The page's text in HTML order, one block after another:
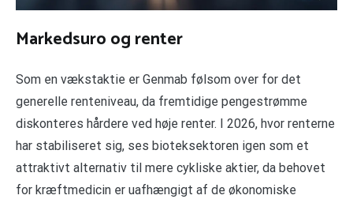
Markedsuro og renter
Som en vækstaktie er Genmab følsom over for det
generelle renteniveau, da fremtidige pengestrømme
diskonteres hårdere ved høje renter. I 2026, hvor renterne
har stabiliseret sig, ses bioteksektoren igen som et
attraktivt alternativ til mere cykliske aktier, da behovet
for kræftmedicin er uafhængigt af de økonomiske